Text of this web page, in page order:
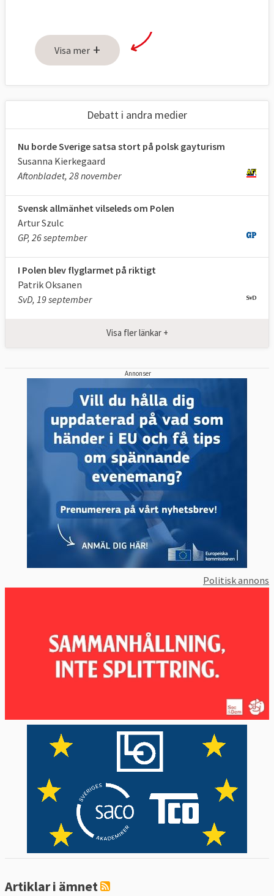
Visa mer +
Debatt i andra medier
Nu borde Sverige satsa stort på polsk gayturism
Susanna Kierkegaard
Aftonbladet, 28 november
Svensk allmänhet vilseleds om Polen
Artur Szulc
GP, 26 september
I Polen blev flyglarmet på riktigt
Patrik Oksanen
SvD, 19 september
Visa fler länkar +
Annonser
Politisk annons
Artiklar i ämnet